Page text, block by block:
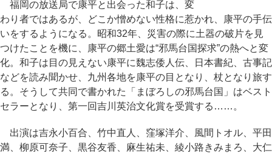
福岡の放送局で康平と出会った和子は、変
わり者ではあるが、どこか憎めない性格に惹かれ、康平の手伝
いをするようになる。昭和32年、災害の際に土器の破片を見
つけたことを機に、康平の郷土愛は“邪馬台国探求”の熱へと変
化。和子は目の見えない康平に魏志倭人伝、日本書紀、古事記
などを読み聞かせ、九州各地を康平の目となり、杖となり旅す
る。そうして共同で書かれた「まぼろしの邪馬台国」はベスト
セラーとなり、第一回吉川英治文化賞を受賞する……。
出演は吉永小百合、竹中直人、窪塚洋介、風間トオル、平田
満、柳原可奈子、黒谷友香、麻生祐未、綾小路きみまろ、大仁